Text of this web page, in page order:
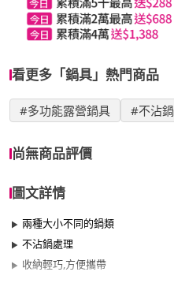
看更多「鍋具」熱門商品
#多功能露營鍋具 #不沾鍋
尚無商品評價
圖文詳情
兩種大小不同的鍋類
不沾鍋處理
收納輕巧,方便攜帶